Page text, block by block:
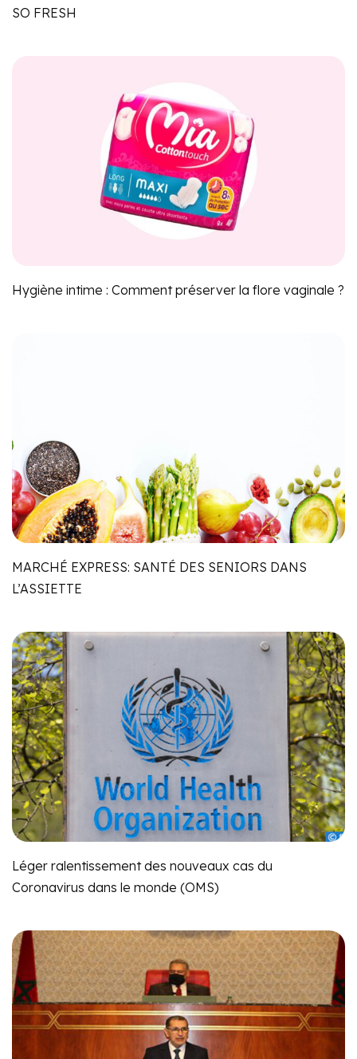
SO FRESH
Hygiène intime : Comment préserver la flore vaginale ?
MARCHÉ EXPRESS: SANTÉ DES SENIORS DANS
L’ASSIETTE
Léger ralentissement des nouveaux cas du
Coronavirus dans le monde (OMS)